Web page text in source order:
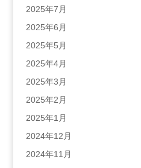
2025年7月
2025年6月
2025年5月
2025年4月
2025年3月
2025年2月
2025年1月
2024年12月
2024年11月